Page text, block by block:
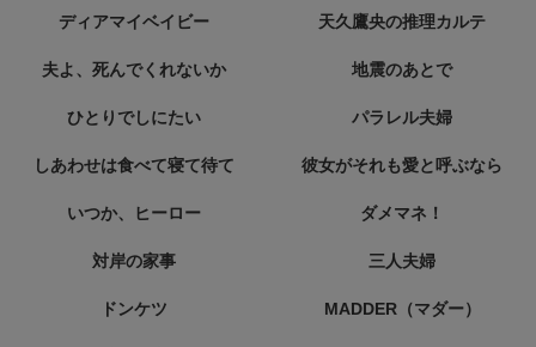
ディアマイベイビー 天久鷹央の推理カルテ
夫よ、死んでくれないか 地震のあとで
ひとりでしにたい パラレル夫婦
しあわせは食べて寝て待て 彼女がそれも愛と呼ぶなら
いつか、ヒーロー ダメマネ！
対岸の家事 三人夫婦
ドンケツ MADDER（マダー）